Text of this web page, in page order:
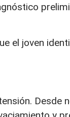
el joven
Desde